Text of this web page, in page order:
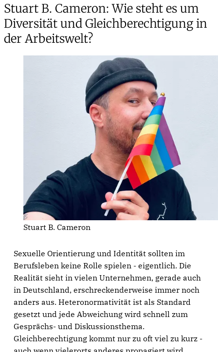
Stuart B. Cameron: Wie steht es um
Diversität und Gleichberechtigung in
der Arbeitswelt?
Stuart B. Cameron
Sexuelle Orientierung und Identität sollten im
Berufsleben keine Rolle spielen - eigentlich. Die
Realität sieht in vielen Unternehmen, gerade auch
in Deutschland, erschreckenderweise immer noch
anders aus. Heteronormativität ist als Standard
gesetzt und jede Abweichung wird schnell zum
Gesprächs- und Diskussionsthema.
Gleichberechtigung kommt nur zu oft viel zu kurz -